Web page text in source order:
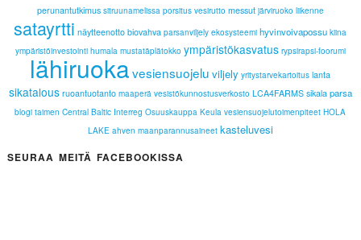
perunantutkimus sitruunamelissa porsitus vesirutto messut järviruoko liikenne
satayrtti näytteenotto biovahva parsanviljely ekosysteemi hyvinvoivapossu kiina
ympäristöinvestointi humala mustatäplätokko ympäristökasvatus rypsirapsi-foorumi
lähiruoka vesiensuojelu viljely yritystarvekartoitus lanta
sikatalous ruoantuotanto maaperä vesistökunnostusverkosto LCA4FARMS sikala parsa
blogi taimen Central Baltic Interreg Osuuskauppa Keula vesiensuojelutoimenpiteet HOLA
LAKE ahven maanparannusaineet kasteluvesi
SEURAA MEITÄ FACEBOOKISSA